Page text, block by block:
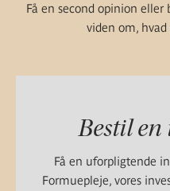
Få en second opinion
viden om,
Bestil
Få en uforpligtende
Formuepleje, vores